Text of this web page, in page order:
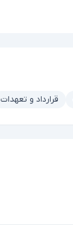
قرارداد و تعهدات